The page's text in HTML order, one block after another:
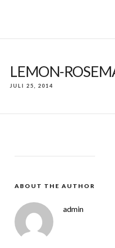
LEMON-
JULI 25, 2014
ABOUT THE AUTHOR
admin